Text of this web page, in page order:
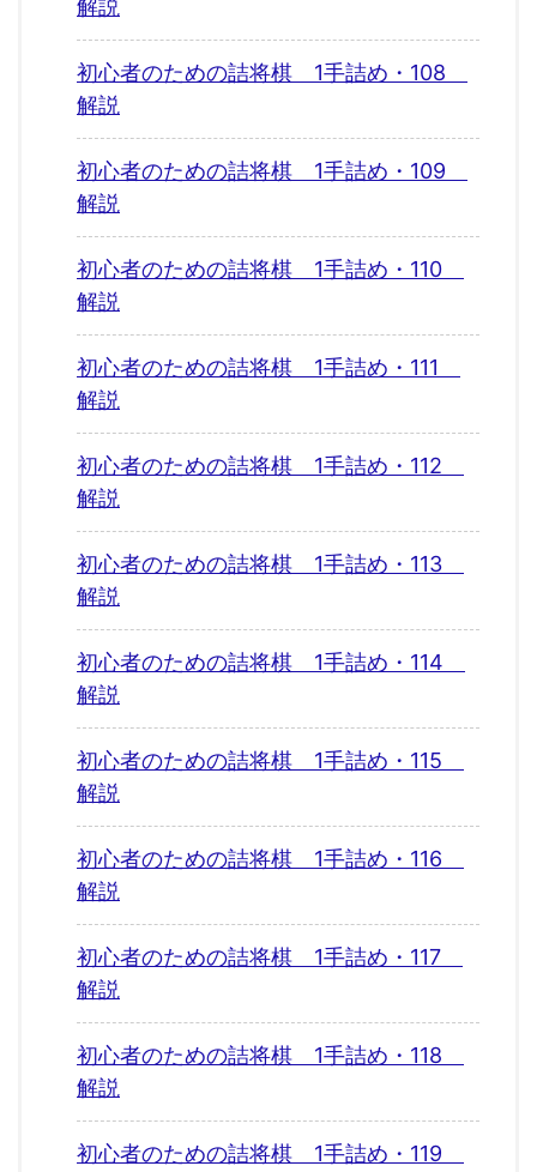
解説
初心者のための詰将棋 1手詰め・108
解説
初心者のための詰将棋 1手詰め・109
解説
初心者のための詰将棋 1手詰め・110
解説
初心者のための詰将棋 1手詰め・111
解説
初心者のための詰将棋 1手詰め・112
解説
初心者のための詰将棋 1手詰め・113
解説
初心者のための詰将棋 1手詰め・114
解説
初心者のための詰将棋 1手詰め・115
解説
初心者のための詰将棋 1手詰め・116
解説
初心者のための詰将棋 1手詰め・117
解説
初心者のための詰将棋 1手詰め・118
解説
初心者のための詰将棋 1手詰め・119